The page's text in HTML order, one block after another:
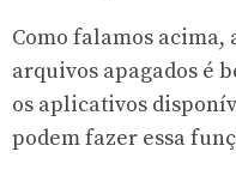
Como falamos acima,
arquivos apagados é
os aplicativos
podem fazer essa